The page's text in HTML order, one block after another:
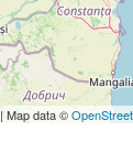
Map data ©